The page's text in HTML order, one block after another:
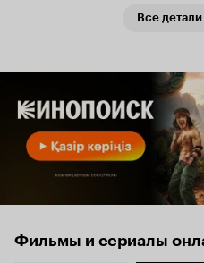
Все
Фильмы и сериалы